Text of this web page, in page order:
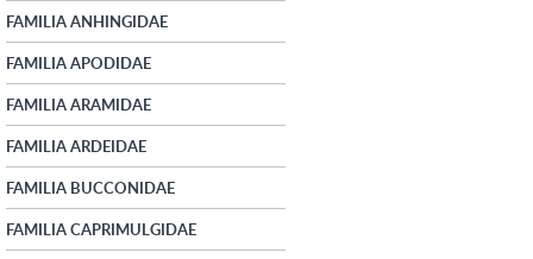
FAMILIA ANHINGIDAE
FAMILIA APODIDAE
FAMILIA ARAMIDAE
FAMILIA ARDEIDAE
FAMILIA BUCCONIDAE
FAMILIA CAPRIMULGIDAE